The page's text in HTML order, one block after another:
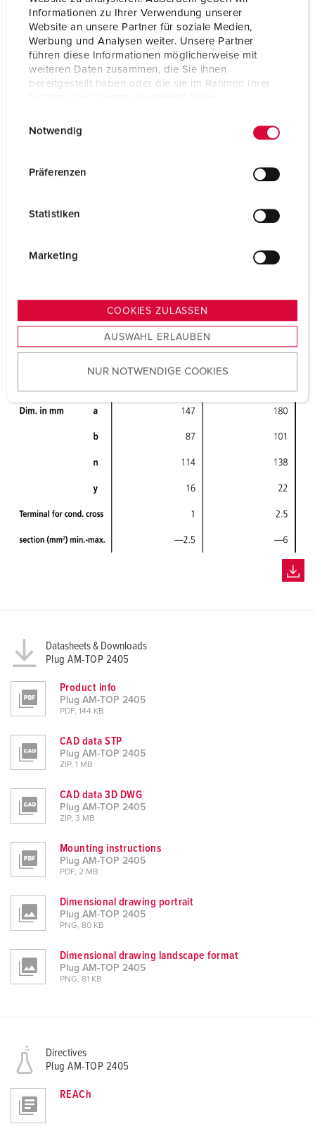
Informationen zu Ihrer Verwendung unserer
Website an unsere Partner für soziale Medien,
Werbung und Analysen weiter. Unsere Partner
führen diese Informationen möglicherweise mit
weiteren Daten zusammen, die Sie ihnen
bereitgestellt haben oder die sie im Rahmen Ihrer
s
u
w
a
Notwendig
Präferenzen
Statistiken
Marketing
COOKIES ZULASSEN
AUSWAHL ERLAUBEN
NUR NOTWENDIGE COOKIES
Screw terminals
Contact
highly heat resistant contact carrier
nickel plated contacts
Protection type IP67
Datasheets & Downloads
Plug AM-TOP 2405
Product info
Plug AM-TOP 2405
PDF, 144 KB
CAD data STP
Plug AM-TOP 2405
ZIP, 1 MB
CAD data 3D DWG
Plug AM-TOP 2405
ZIP, 3 MB
Mounting instructions
Plug AM-TOP 2405
PDF, 2 MB
Dimensional drawing portrait
Plug AM-TOP 2405
PNG, 80 KB
Dimensional drawing landscape format
Plug AM-TOP 2405
PNG, 81 KB
Directives
Plug AM-TOP 2405
REACh